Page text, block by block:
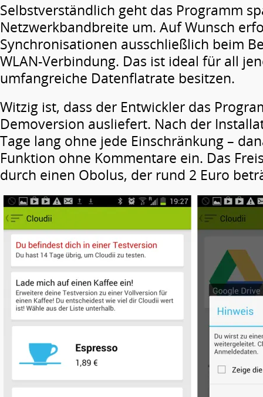
Selbstverständlich geht das Programm
Netzwerkbandbreite um. Auf Wunsch
Synchronisationen ausschließlich beim
WLAN-Verbindung. Das ist ideal für all
umfangreiche Datenflatrate besitzen.
Witzig ist, dass der Entwickler das
Demoversion ausliefert. Nach der
Tage lang ohne jede Einschränkung –
Funktion ohne Kommentare ein. Das
durch einen Obolus, der rund 2 Euro